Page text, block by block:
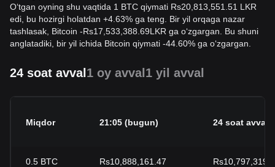
Oʻtgan oyning shu vaqtida 1 BTC qiymati Rs20,813,551.51 LKR
edi, bu hozirgi holatdan +4.63% ga teng. Bir yil orqaga nazar
tashlasak, Bitcoin -Rs17,533,388.69LKR ga oʻzgargan. Bu shuni
anglatadiki, bir yil ichida Bitcoin qiymati -44.60% ga oʻzgargan.
24 soat avval 1 oy avval 1 yil avval
Miqdor 21:05 (bugun) 24 soat avval
0.5 BTC Rs10,888,161.47